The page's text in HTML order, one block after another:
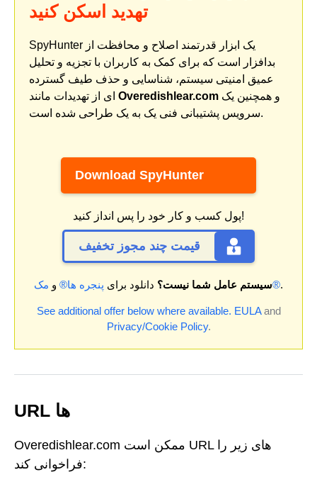
تهدید اسکن کنید
SpyHunter یک ابزار قدرتمند اصلاح و محافظت از
بدافزار است که برای کمک به کاربران با تجزیه و تحلیل
عمیق امنیتی سیستم، شناسایی و حذف طیف گسترده
Overedishlear.com
سرویس پشتیبانی فنی یک به یک طراحی شده است.
Download SpyHunter
پول کسب و کار خود را پس انداز کنید!
قیمت چند مجوز تخفیف
سیستم عامل شما نیست؟ دانلود برای پنجره ها® و مک®.
See additional offer below where available. EULAand
Privacy/Cookie Policy.
URL ها
Overedishlear.com ممکن است URL های زیر را
فراخوانی کند: